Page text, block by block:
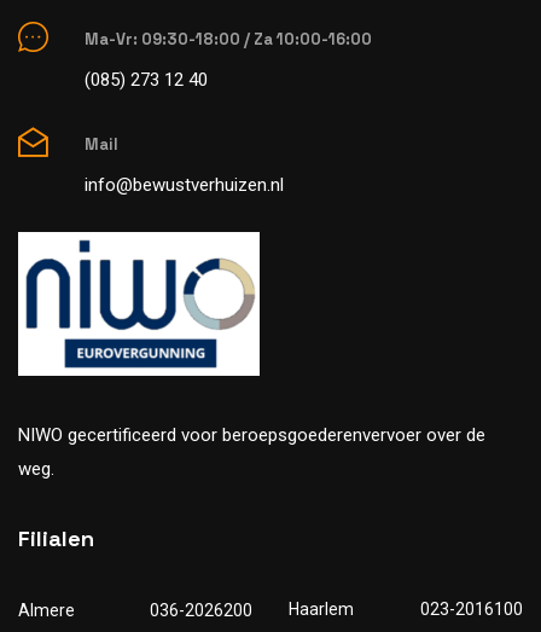
Ma-Vr: 09:30-18:00 / Za 10:00-16:00
(085) 273 12 40
Mail
info@bewustverhuizen.nl
NIWO gecertificeerd voor beroepsgoederenvervoer over de
weg.
Filialen
Almere
036-2026200
Haarlem
023-2016100